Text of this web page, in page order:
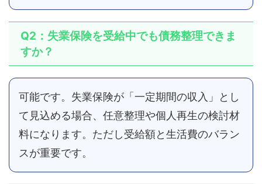
Q2：失業保険を受給中でも債務整理できま
すか？
可能です。失業保険が「一定期間の収入」とし
て見込める場合、任意整理や個人再生の検討材
料になります。ただし受給額と生活費のバラン
スが重要です。